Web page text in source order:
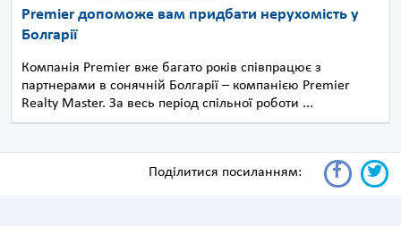
Premier допоможе вам придбати нерухомість у
Болгарії
Компанія Premier вже багато років співпрацює з
партнерами в сонячній Болгарії – компанією Premier
Realty Master. За весь період спільної роботи ...
Поділитися посиланням: